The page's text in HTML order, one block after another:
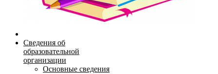
Сведения об
образовательной
организации
Основные сведения